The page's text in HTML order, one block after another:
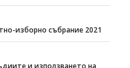
изборно събрание 2021
и използването на